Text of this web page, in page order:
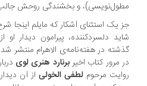
و بخشندگی روحش جالب
یک استثنای آشکار که مایلم اینجا شرح
در هفته‌نامه‌ی الاهرام منتشر شد، مرا
مرور کتاب اخیربرنارد هنری لویدرباره‌ی
مرحوملطفی الخولیاز آن دیدار